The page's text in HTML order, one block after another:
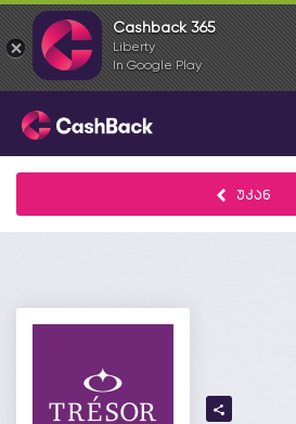
უკან
Cashback 365
Liberty
In Google Play